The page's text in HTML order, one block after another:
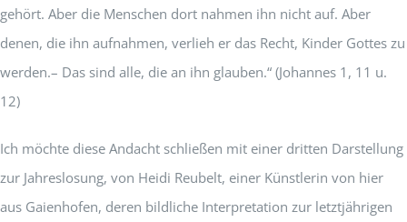
gehört. Aber die Menschen dort nahmen ihn nicht auf. Aber
denen, die ihn aufnahmen, verlieh er das Recht, Kinder Gottes zu
werden.– Das sind alle, die an ihn glauben.“ (Johannes 1, 11 u.
12)
Ich möchte diese Andacht schließen mit einer dritten Darstellung
zur Jahreslosung, von Heidi Reubelt, einer Künstlerin von hier
aus Gaienhofen, deren bildliche Interpretation zur letztjährigen